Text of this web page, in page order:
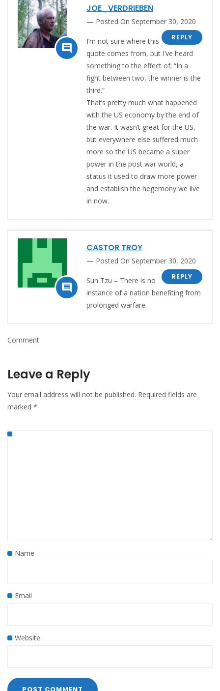

JOE_VERDRIEBEN
Posted On September 30, 2020
REPLY
I’m not sure where this
quote comes from, but I’ve heard
something to the effect of; “In a
fight between two, the winner is the
third.”
That’s pretty much what happened
with the US economy by the end of
the war. It wasn’t great for the US,
but everywhere else suffered much
more so the US became a super
power in the post war world, a
status it used to draw more power
and establish the hegemony we live
in now.

CASTOR TROY
Posted On September 30, 2020
REPLY
Sun Tzu – There is no
instance of a nation benefiting from
prolonged warfare.
Comment
Leave a Reply
Your email address will not be published. Required fields are
marked *
Name
Email
Website